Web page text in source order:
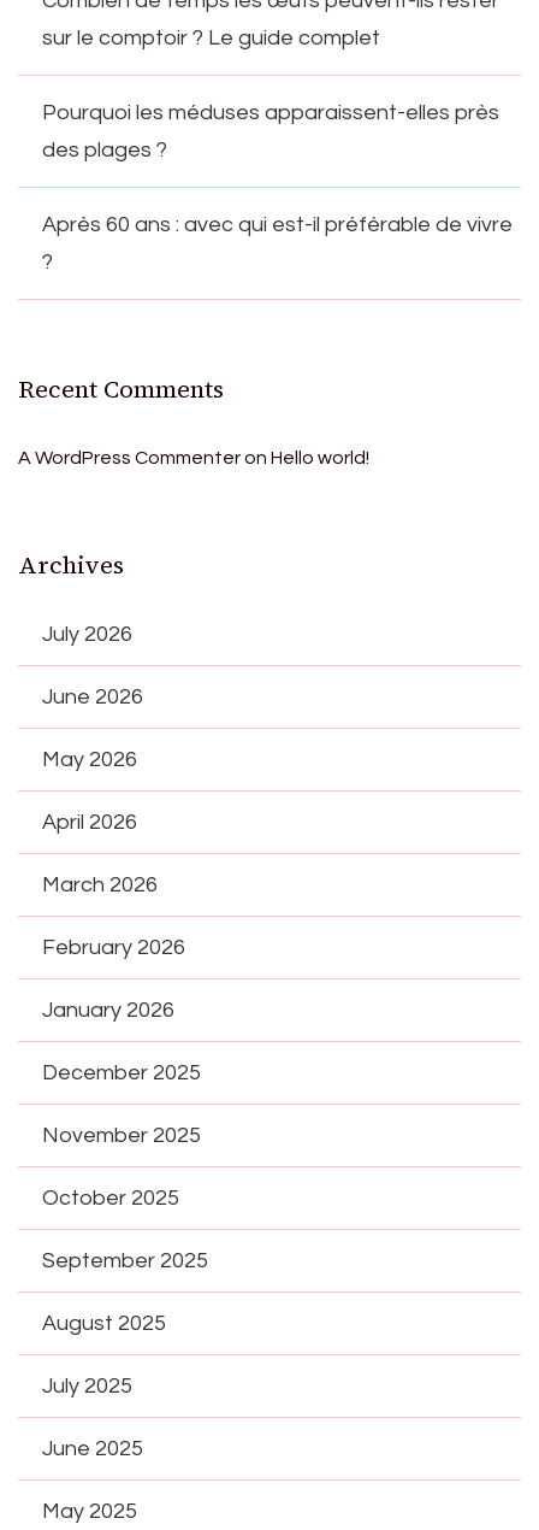
sur le comptoir ? Le guide complet
Pourquoi les méduses apparaissent-elles près
des plages ?
Après 60 ans : avec qui est-il préférable de vivre
?
Recent Comments
A WordPress Commenteron Hello world!
Archives
July 2026
June 2026
May 2026
April 2026
March 2026
February 2026
January 2026
December 2025
November 2025
October 2025
September 2025
August 2025
July 2025
June 2025
May 2025